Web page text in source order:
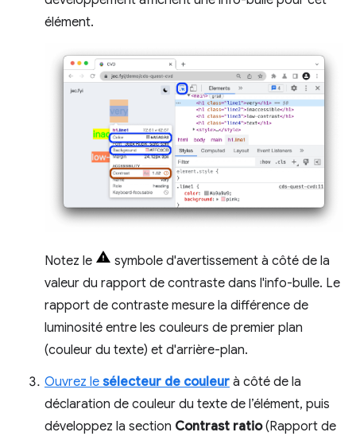
élément.
Notez le
symbole d'avertissement à côté de la
valeur du rapport de contraste dans l'info-bulle. Le
rapport de contraste mesure la différence de
luminosité entre les couleurs de premier plan
(couleur du texte) et d'arrière-plan.
Ouvrez le sélecteur de couleur à côté de la
déclaration de couleur du texte de l’élément, puis
développez la section Contrast ratio(Rapport de